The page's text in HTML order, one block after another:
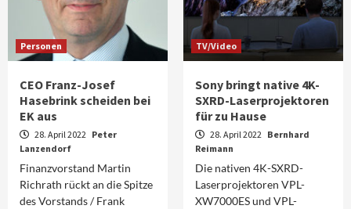
Personen
CEO Franz-Josef
Hasebrink scheiden bei
EK aus
28. April 2022 Peter
Lanzendorf
Finanzvorstand Martin
Richrath rückt an die Spitze
des Vorstands / Frank
TV/Video
Sony bringt native 4K-
SXRD-Laserprojektoren
für zu Hause
28. April 2022 Bernhard
Reimann
Die nativen 4K-SXRD-
Laserprojektoren VPL-
XW7000ES und VPL-